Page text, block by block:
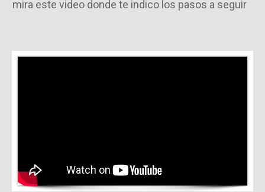
mira este video donde te indico los pasos a seguir